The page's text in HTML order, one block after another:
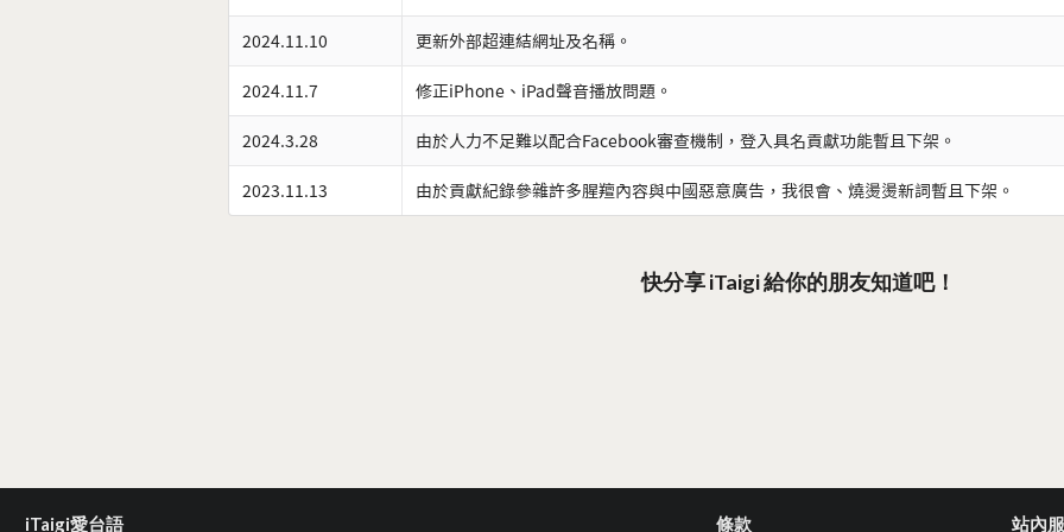
2024.11.10 更新外部超連結網址及名稱。
2024.11.7 修正iPhone、iPad聲音播放問題。
2024.3.28 由於人力不足難以配合Facebook審查機制，登入具名貢獻功能暫且下架。
2023.11.13 由於貢獻紀錄參雜許多腥羶內容與中國惡意廣告，我很會、燒燙燙新詞暫且下架。
快分享 iTaigi 給你的朋友知道吧！
iTaigi愛台語 條款 站內